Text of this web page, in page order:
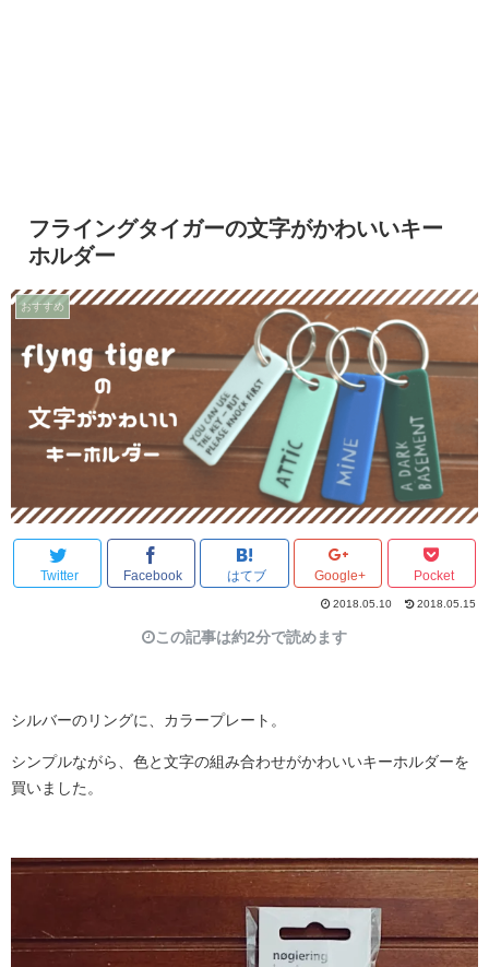
フライングタイガーの文字がかわいいキー
ホルダー
おすすめ
Twitter Facebook はてブ Google+ Pocket
2018.05.10 2018.05.15
この記事は約2分で読めます
シルバーのリングに、カラープレート。
シンプルながら、 色と文字の組み合わせがかわいいキーホルダーを
買いました。